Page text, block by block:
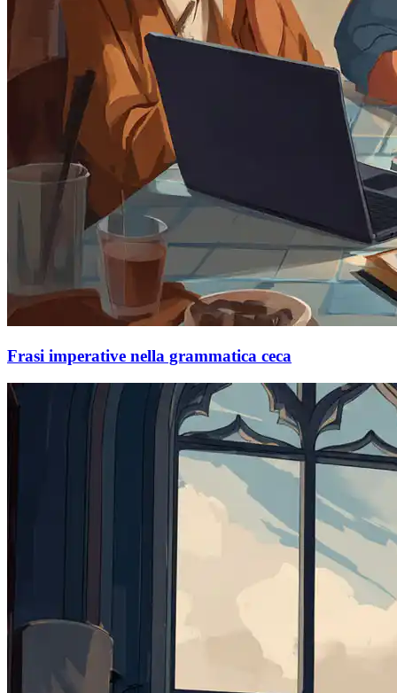
Frasi imperative nella grammatica ceca